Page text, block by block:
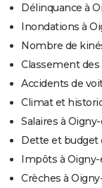
Délinquance à
Inondations à
Nombre de
Classement des
Accidents de
Climat et
Salaires à
Dette et budget
Impôts à Oigny-
Crèches à